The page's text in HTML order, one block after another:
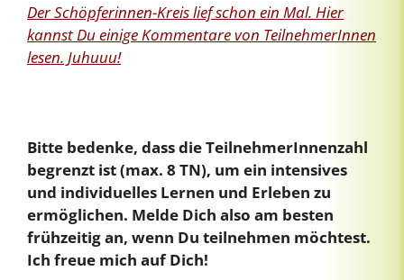
Der Schöpferinnen-Kreis lief schon ein Mal. Hier
kannst Du einige Kommentare von TeilnehmerInnen
lesen. Juhuuu!
Bitte bedenke, dass die TeilnehmerInnenzahl
begrenzt ist (max. 8 TN), um ein intensives
und individuelles Lernen und Erleben zu
ermöglichen. Melde Dich also am besten
frühzeitig an, wenn Du teilnehmen möchtest.
Ich freue mich auf Dich!